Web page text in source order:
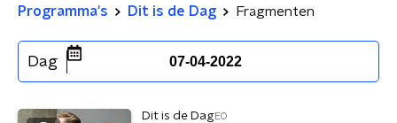
Programma's Dit is de Dag Fragmenten
Dag 07-04-2022
Dit is de DagEO